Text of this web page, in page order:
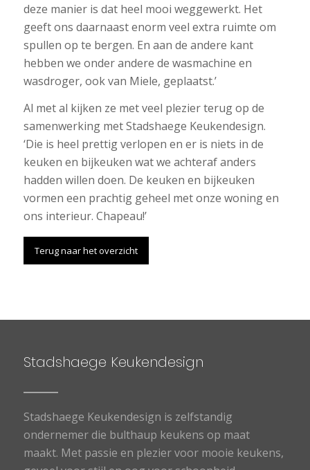
deze manier is dat heel mooi weggewerkt. Het
geeft ons daarnaast enorm veel extra ruimte om
spullen op te bergen. En aan de andere kant
hebben we onder andere de wasmachine en
wasdroger, ook van Miele, geplaatst.’
Al met al kijken ze met veel plezier terug op de
samenwerking met Stadshaege Keukendesign.
‘Die is heel prettig verlopen en er is niets in de
keuken en bijkeuken wat we achteraf anders
hadden willen doen. De keuken en bijkeuken
vormen een prachtig geheel met onze woning en
ons interieur. Chapeau!’
Terug naar het overzicht
Stadshaege Keukendesign
Stadshaege Keukendesign is zelfstandig
ondernemer die bulthaup keukens op maat
maakt. Met passie en plezier voor mooie keukens,